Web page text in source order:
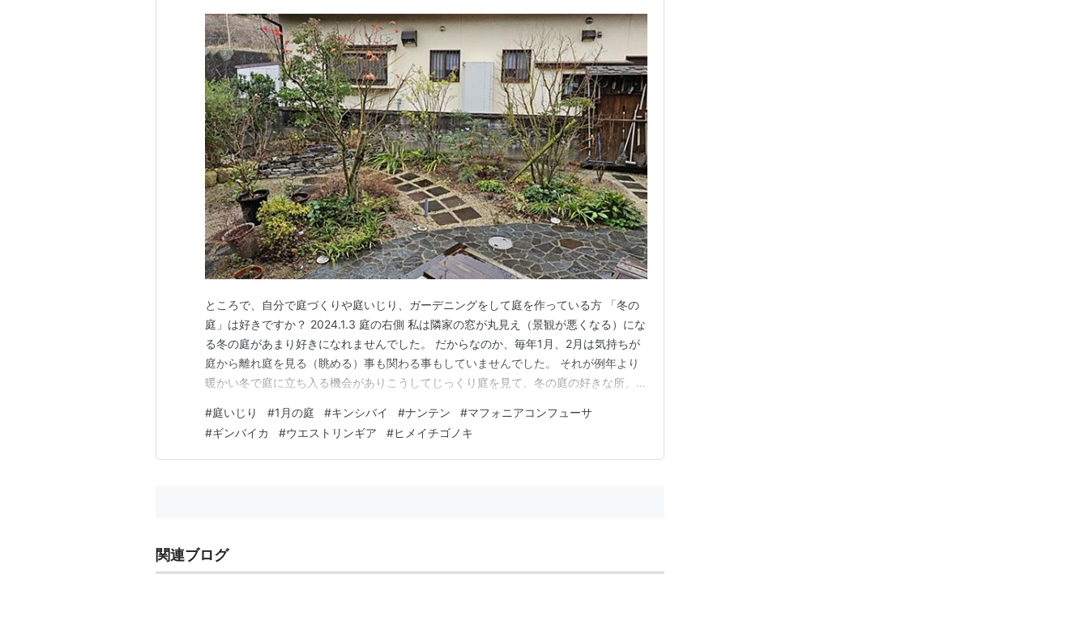
ところで、自分で庭づくりや庭いじり、ガーデニングをして庭を作っている方 「冬の
庭」は好きですか？ 2024.1.3 庭の右側 私は隣家の窓が丸見え（景観が悪くなる）にな
る冬の庭があまり好きになれませんでした。 だからなのか、毎年1月、2月は気持ちが
庭から離れ庭を見る（眺める）事も関わる事もしていませんでした。 それが例年より
暖かい冬で庭に立ち入る機会がありこうしてじっくり庭を見て、冬の庭の好きな所、楽
もなら全ての葉が落葉しているカエデの葉が、 まだ完全に落葉せず冬の庭で紅葉した
葉がよく目立ちます。 キンシ…
#庭いじり #1月の庭 #キンシバイ #ナンテン #マフォニアコンフューサ
#ギンバイカ #ウエストリンギア #ヒメイチゴノキ
関連ブログ